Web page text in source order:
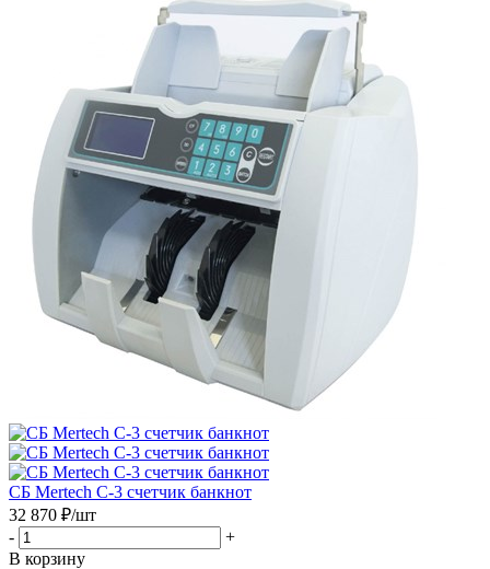
СБ Mertech C-3 счетчик банкнот
32 870 ₽/шт
-
+
В корзину